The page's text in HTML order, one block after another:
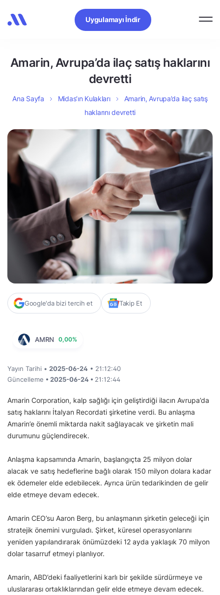
Uygulamayı İndir
Amarin, Avrupa’da ilaç satış haklarını
devretti
Ana Sayfa Midas’ın Kulakları
Amarin, Avrupa’da ilaç satış
haklarını devretti
Google'da bizi tercih et Takip Et
AMRN 0,00%
Yayın Tarihi • 2025-06-24 • 21:12:40
Güncelleme • 2025-06-24 • 21:12:44
Amarin Corporation, kalp sağlığı için geliştirdiği ilacın Avrupa’da
satış haklarını İtalyan Recordati şirketine verdi. Bu anlaşma
Amarin’e önemli miktarda nakit sağlayacak ve şirketin mali
durumunu güçlendirecek.
Anlaşma kapsamında Amarin, başlangıçta 25 milyon dolar
alacak ve satış hedeflerine bağlı olarak 150 milyon dolara kadar
ek ödemeler elde edebilecek. Ayrıca ürün tedarikinden de gelir
elde etmeye devam edecek.
Amarin CEO’su Aaron Berg, bu anlaşmanın şirketin geleceği için
stratejik önemini vurguladı. Şirket, küresel operasyonlarını
yeniden yapılandırarak önümüzdeki 12 ayda yaklaşık 70 milyon
dolar tasarruf etmeyi planlıyor.
Amarin, ABD’deki faaliyetlerini karlı bir şekilde sürdürmeye ve
uluslararası ortaklıklarından gelir elde etmeye devam edecek.